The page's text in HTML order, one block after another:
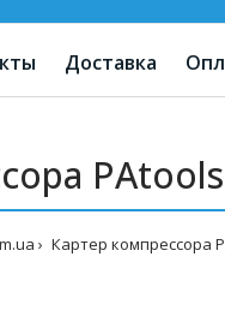
Доставка
Картер компрессора